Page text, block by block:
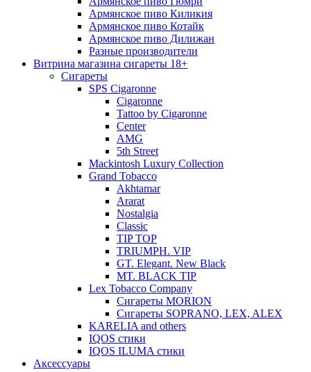
Армянское пиво Киликия
Армянское пиво Котайк
Армянское пиво Дилижан
Разные производители
Витрина магазина сигареты 18+
Cигареты
SPS Cigaronne
Сigaronne
Tattoo by Cigaronne
Center
AMG
5th Street
Mackintosh Luxury Collection
Grand Tobacco
Akhtamar
Ararat
Nostalgia
Classic
TIP TOP
TRIUMPH. VIP
GT. Elegant. New Black
MT. BLACK TIP
Lex Tobacco Company
Сигареты MORION
Сигареты SOPRANO, LEX, ALEX
KARELIA and others
IQOS стики
IQOS ILUMA стики
Аксессуары